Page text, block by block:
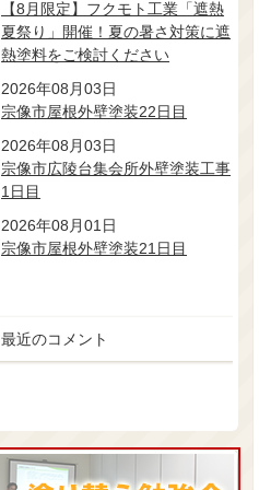
【8月限定】フクモト工業「遮熱
夏祭り」開催！夏の暑さ対策に遮
熱塗料をご検討ください
2026年08月03日
宗像市屋根外壁塗装22日目
2026年08月03日
宗像市広陵台集会所外壁塗装工事
1日目
2026年08月01日
宗像市屋根外壁塗装21日目
最近のコメント